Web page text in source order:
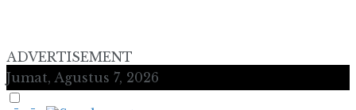
ADVERTISEMENT
Jumat, Agustus 7, 2026